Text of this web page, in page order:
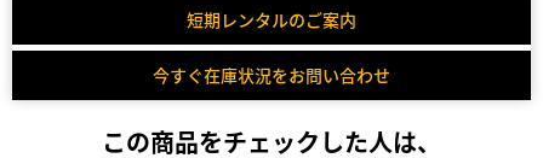
短期レンタルのご案内
今すぐ在庫状況をお問い合わせ
この商品をチェックした人は、